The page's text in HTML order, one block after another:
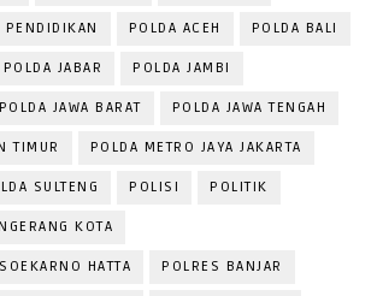
PENDIDIKAN POLDA ACEH POLDA BALI
POLDA JABAR POLDA JAMBI
POLDA JAWA BARAT POLDA JAWA TENGAH
TIMUR POLDA METRO JAYA JAKARTA
SULTENG POLISI POLITIK
KOTA
HATTA POLRES BANJAR